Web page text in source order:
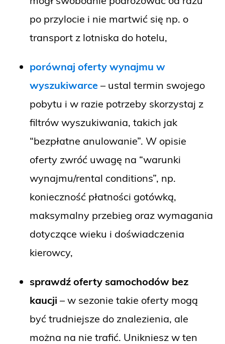
po przylocie i nie martwić się np. o
transport z lotniska do hotelu,
porównaj oferty wynajmu w
wyszukiwarce – ustal termin swojego
pobytu i w razie potrzeby skorzystaj z
filtrów wyszukiwania, takich jak
“bezpłatne anulowanie”. W opisie
oferty zwróć uwagę na “warunki
wynajmu/rental conditions”, np.
konieczność płatności gotówką,
maksymalny przebieg oraz wymagania
dotyczące wieku i doświadczenia
kierowcy,
sprawdź oferty samochodów bez
kaucji – w sezonie takie oferty mogą
być trudniejsze do znalezienia, ale
można na nie trafić. Unikniesz w ten